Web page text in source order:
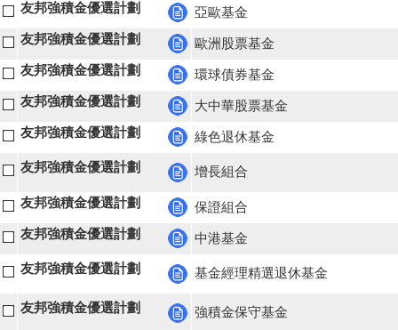
友邦強積金優選計劃
亞歐基金
友邦強積金優選計劃
歐洲股票基金
友邦強積金優選計劃
環球債券基金
友邦強積金優選計劃
大中華股票基金
友邦強積金優選計劃
綠色退休基金
友邦強積金優選計劃 增長組合
友邦強積金優選計劃
保證組合
友邦強積金優選計劃
中港基金
友邦強積金優選計劃 基金經理精選退休基金
友邦強積金優選計劃 強積金保守基金